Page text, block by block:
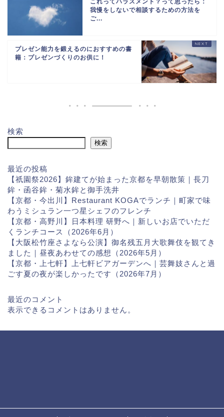
これってハラスメント？って思ったら：
我慢をしないで相談するための方法を
ご...
プレゼン能力を鍛えるのにおすすめの書
籍：プレゼンづくりのお供に！
検索
検索
最近の投稿
【祇園祭2026】鉾建てが始まった京都を早朝散策｜長刀
鉾・函谷鉾・菊水鉾と御手洗井
【京都・今出川】Restaurant KOGAでランチ｜町家で味
わうミシュラン一つ星シェフのフレンチ
【京都・高野川】日本料理 研野へ｜新しいお店でいただ
くランチコース（2026年6月）
【大阪松竹座さよなら公演】御名残五月大歌舞伎を観てき
ました｜昼夜あわせての感想（2026年5月）
【京都・上七軒】上七軒ビアガーデンへ｜芸舞妓さんと過
ごす夏の夜が楽しかったです（2026年7月）
最近のコメント
表示できるコメントはありません。